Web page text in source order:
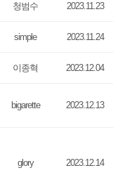
청범수 2023.11.23
simple 2023.11.24
이종혁 2023.12.04
bigarette 2023.12.13
glory 2023.12.14